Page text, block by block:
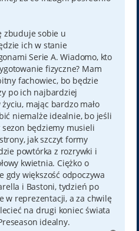
zbuduje sobie u
ich w stanie
Serie A. Wiadomo, kto
fizyczne? Mam
fachowiec, bo będzie
po ich najbardziej
mając bardzo mało
niemalże idealnie, bo jeśli
sezon będziemy musieli
jak szczyt formy
powtórka z rozrywki i
kwietnia. Ciężko o
gdy większość odpoczywa
i Bastoni, tydzień po
w reprezentacji, a za chwilę
na drugi koniec świata
idealny.